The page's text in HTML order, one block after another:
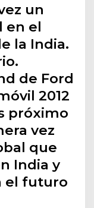
un
en el
la India.
de Ford
2012
próximo
vez
que
India y
el futuro